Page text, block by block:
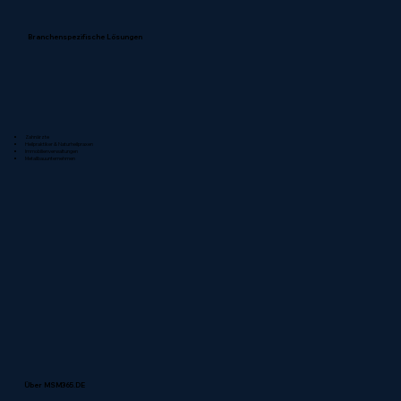
Branchenspezifische Lösungen
Über MSM365.DE
Zahnärzte
Heilpraktiker & Naturheilpraxen
Immobilienverwaltungen
Metallbauunternehmen